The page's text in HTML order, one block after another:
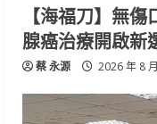
【海福刀】無
腺癌治療開啟新
蔡 永源 2026 年 8